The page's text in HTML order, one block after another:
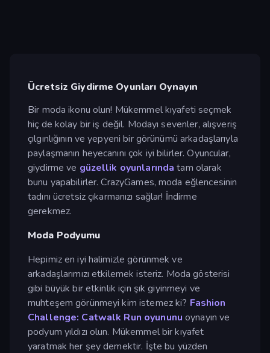
Ücretsiz Giydirme Oyunları Oynayın
Bir moda ikonu olun! Mükemmel kıyafeti seçmek
hiç de kolay bir iş değil. Modayı sevenler, alışveriş
çılgınlığının ve yepyeni bir görünümü arkadaşlarıyla
paylaşmanın heyecanını çok iyi bilirler. Oyuncular,
giydirme ve güzellik oyunlarında tam olarak
bunu yapabilirler. CrazyGames, moda eğlencesinin
tadını ücretsiz çıkarmanızı sağlar! İndirme
gerekmez.
Moda Podyumu
Hepimiz en iyi halimizle görünmek ve
arkadaşlarımızı etkilemek isteriz. Moda gösterisi
gibi büyük bir etkinlik için şık giyinmeyi ve
muhteşem görünmeyi kim istemez ki? Fashion
Challenge: Catwalk Run oyununu oynayın ve
podyum yıldızı olun. Mükemmel bir kıyafet
yaratmak her şey demektir. İşte bu yüzden